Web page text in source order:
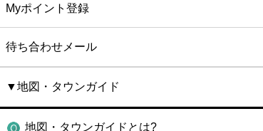
Myポイント登録
待ち合わせメール
▼地図・タウンガイド
地図・タウンガイドとは?